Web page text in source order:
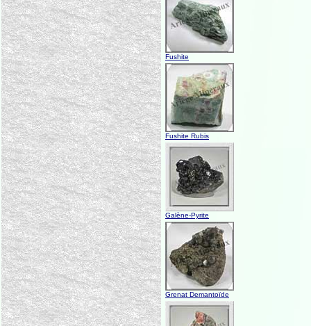
Fushite
Fushite Rubis
Galène-Pyrite
Grenat Demantoïde